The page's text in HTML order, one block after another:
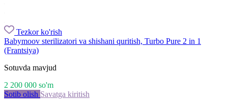
Tezkor ko'rish
Babymoov sterilizatori va shishani quritish, Turbo Pure 2 in 1
(Frantsiya)
Sotuvda mavjud
2 200 000 so'm
Sotib olish Savatga kiritish